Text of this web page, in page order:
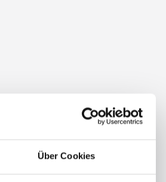
Über Cookies